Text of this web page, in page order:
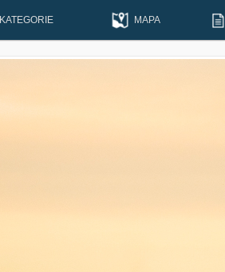
KATEGORIE MAPA